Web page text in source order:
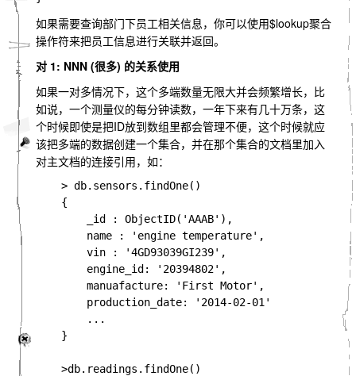
如果需要查询部门下员工相关信息，你可以使用$lookup聚合
操作符来把员工信息进行关联并返回。
对 1: NNN (很多) 的关系使用
如果一对多情况下，这个多端数量无限大并会频繁增长，比
如说，一个测量仪的每分钟读数，一年下来有几十万条，这
个时候即使是把ID放到数组里都会管理不便，这个时候就应
该把多端的数据创建一个集合，并在那个集合的文档里加入
对主文档的连接引用，如：
    > db.sensors.findOne()
    {
        _id : ObjectID('AAAB'),
        name : 'engine temperature',
        vin : '4GD93039GI239',
        engine_id: '20394802',
        manuafacture: 'First Motor',
        production_date: '2014-02-01'
        ...
    }
    >db.readings.findOne()